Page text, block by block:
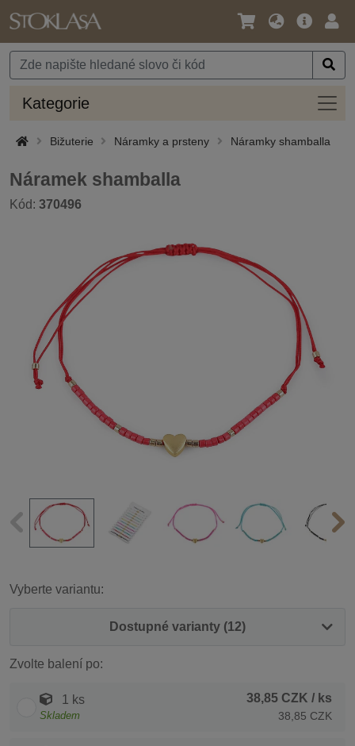
Jazyk
Měna
Hlavní
Kategorie
Bižuterie Náramky a prsteny Náramky shamballa
Náramek shamballa
Kód: 370496
Vyberte variantu:
Dostupné varianty (12)
Zvolte balení po:
1 ks
Skladem
38,85 CZK / ks
38,85 CZK